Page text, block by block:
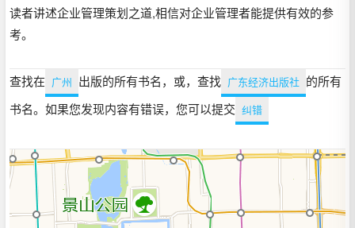
读者讲述企业管理策划之道,相信对企业管理者能提供有效的参
考。
查找在 广州 出版的所有书名，或，查找 广东经济出版社 的所有
书名。如果您发现内容有错误，您可以提交 纠错